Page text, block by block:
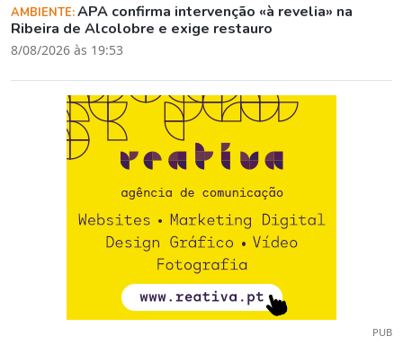
AMBIENTE:APA confirma intervenção «à revelia» na
Ribeira de Alcolobre e exige restauro
8/08/2026 às 19:53
PUB